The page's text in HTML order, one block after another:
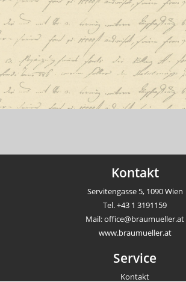
Kontakt
Servitengasse 5, 1090 Wien
Tel.+43 1 3191159
Mail:office@braumueller.at
www.braumueller.at
Service
Kontakt